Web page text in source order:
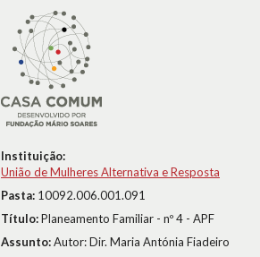
Instituição:
União de Mulheres Alternativa e Resposta
Pasta: 10092.006.001.091
Título:Planeamento Familiar - nº 4 - APF
Assunto:Autor: Dir. Maria Antónia Fiadeiro